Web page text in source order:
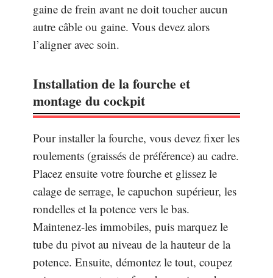
gaine de frein avant ne doit toucher aucun
autre câble ou gaine. Vous devez alors
l’aligner avec soin.
Installation de la fourche et
montage du cockpit
Pour installer la fourche, vous devez fixer les
roulements (graissés de préférence) au cadre.
Placez ensuite votre fourche et glissez le
calage de serrage, le capuchon supérieur, les
rondelles et la potence vers le bas.
Maintenez-les immobiles, puis marquez le
tube du pivot au niveau de la hauteur de la
potence. Ensuite, démontez le tout, coupez